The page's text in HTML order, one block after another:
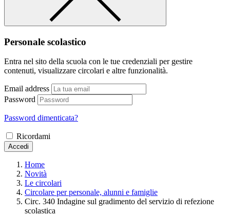
Personale scolastico
Entra nel sito della scuola con le tue credenziali per gestire
contenuti, visualizzare circolari e altre funzionalità.
Email address
Password
Password dimenticata?
Ricordami
Accedi
Home
Novità
Le circolari
Circolare per personale, alunni e famiglie
Circ. 340 Indagine sul gradimento del servizio di refezione
scolastica